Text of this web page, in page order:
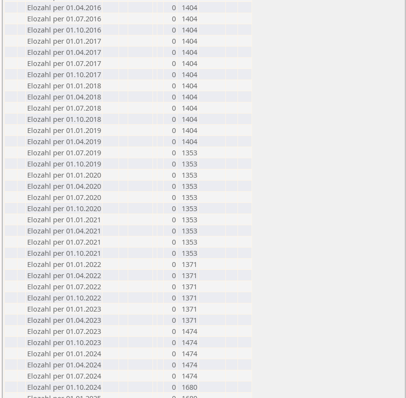
Elozahl per 01.04.2016
0
1404
Elozahl per 01.07.2016
0
1404
Elozahl per 01.10.2016
0
1404
Elozahl per 01.01.2017
0
1404
Elozahl per 01.04.2017
0
1404
Elozahl per 01.07.2017
0
1404
Elozahl per 01.10.2017
0
1404
Elozahl per 01.01.2018
0
1404
Elozahl per 01.04.2018
0
1404
Elozahl per 01.07.2018
0
1404
Elozahl per 01.10.2018
0
1404
Elozahl per 01.01.2019
0
1404
Elozahl per 01.04.2019
0
1404
Elozahl per 01.07.2019
0
1353
Elozahl per 01.10.2019
0
1353
Elozahl per 01.01.2020
0
1353
Elozahl per 01.04.2020
0
1353
Elozahl per 01.07.2020
0
1353
Elozahl per 01.10.2020
0
1353
Elozahl per 01.01.2021
0
1353
Elozahl per 01.04.2021
0
1353
Elozahl per 01.07.2021
0
1353
Elozahl per 01.10.2021
0
1353
Elozahl per 01.01.2022
0
1371
Elozahl per 01.04.2022
0
1371
Elozahl per 01.07.2022
0
1371
Elozahl per 01.10.2022
0
1371
Elozahl per 01.01.2023
0
1371
Elozahl per 01.04.2023
0
1371
Elozahl per 01.07.2023
0
1474
Elozahl per 01.10.2023
0
1474
Elozahl per 01.01.2024
0
1474
Elozahl per 01.04.2024
0
1474
Elozahl per 01.07.2024
0
1474
Elozahl per 01.10.2024
0
1680